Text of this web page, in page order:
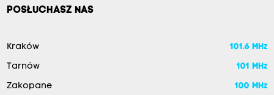
POSŁUCHASZ NAS
Kraków 101.6 MHz
Tarnów 101 MHz
Zakopane 100 MHz